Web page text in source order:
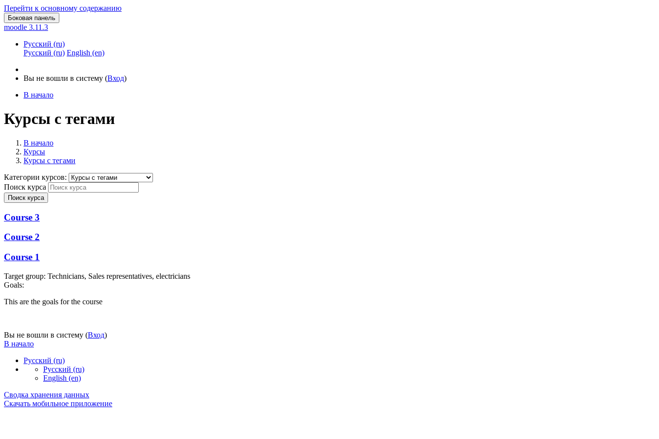
Перейти к основному содержанию
Боковая панель
moodle 3.11.3
Русский ‎(ru)‎
Русский ‎(ru)‎ English ‎(en)‎
Вы не вошли в систему (Вход)
В начало
Курсы с тегами
В начало
Курсы
Курсы с тегами
Категории курсов:
Поиск курса
Поиск курса
Course 3
Course 2
Course 1
Target group: Technicians, Sales representatives, electricians
Goals:
This are the goals for the course
Вы не вошли в систему (Вход)
В начало
Русский ‎(ru)‎
Русский ‎(ru)‎
English ‎(en)‎
Сводка хранения данных
Скачать мобильное приложение